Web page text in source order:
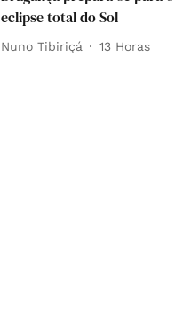
eclipse total do Sol
Nuno Tibiriçá 13 Horas